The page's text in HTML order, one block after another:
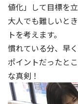
値化」して目標を立
大人でも難しいと
トを考えます。
慣れている分、早
ポイントだったと
な真剣！